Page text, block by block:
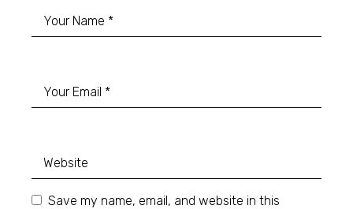
Save my name, email, and website in this